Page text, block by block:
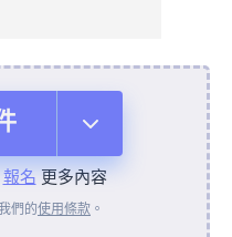
報名更多內容
們的使用條款 。